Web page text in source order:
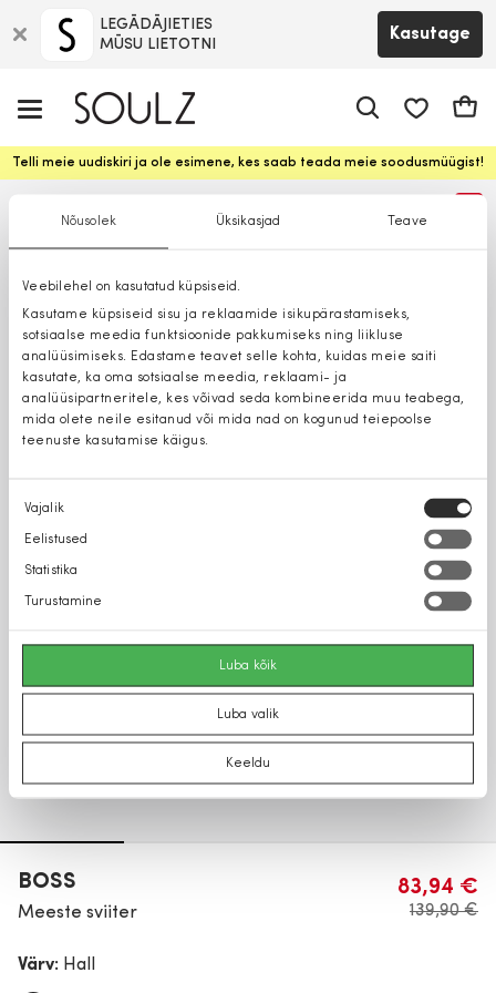
Nõusolek Üksikasjad Teave
Veebilehel on kasutatud küpsiseid.
Kasutame küpsiseid sisu ja reklaamide isikupärastamiseks,
sotsiaalse meedia funktsioonide pakkumiseks ning liikluse
analüüsimiseks. Edastame teavet selle kohta, kuidas meie saiti
kasutate, ka oma sotsiaalse meedia, reklaami- ja
analüüsipartneritele, kes võivad seda kombineerida muu teabega,
mida olete neile esitanud või mida nad on kogunud teiepoolse
teenuste kasutamise käigus.
Nõusoleku
valik
Vajalik
Eelistused
Statistika
Turustamine
Luba kõik
Luba valik
Keeldu
LEGĀDĀJIETIES
MŪSU LIETOTNI
Kasutage
Telli meie uudiskiri ja ole esimene, kes saab teada meie soodusmüügist!
BOSS
Meeste sviiter
83,94 €
139,90 €
Värv: Hall